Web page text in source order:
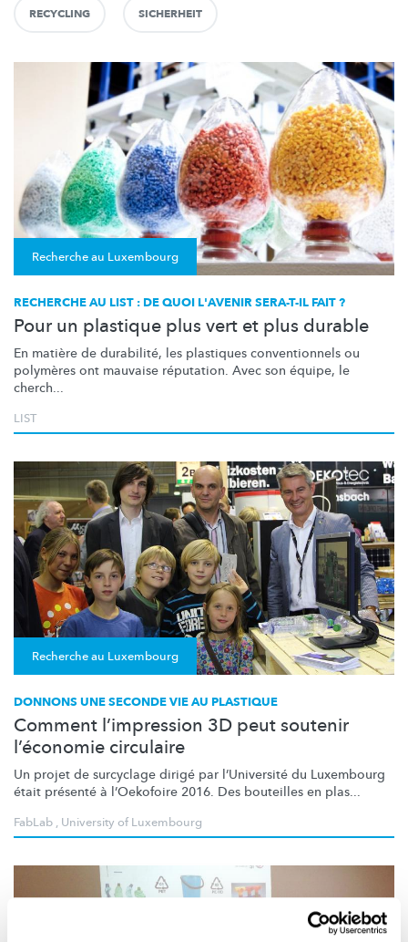
RECYCLING SICHERHEIT
Recherche au Luxembourg
RECHERCHE AU LIST : DE QUOI L'AVENIR SERA-T-IL FAIT ?
Pour un plastique plus vert et plus durable
En matière de durabilité, les plastiques conventionnels ou
polymères ont mauvaise réputation. Avec son équipe, le
cherch...
LIST
Recherche au Luxembourg
DONNONS UNE SECONDE VIE AU PLASTIQUE
Comment l’impression 3D peut soutenir
l’économie circulaire
Un projet de surcyclage dirigé par l’Université du Luxembourg
était présenté à l’Oekofoire 2016. Des bouteilles en plas...
FabLab , University of Luxembourg